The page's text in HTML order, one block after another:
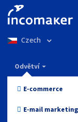
Přejít
hlavnímu
obsahu
your
Incomaker
Odvětví
E-commerce
Móda a oblečení
Vlastnosti
E-mail marketing
Ceny